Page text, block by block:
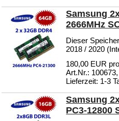
Samsung
2666MHz
Dieser
2018 / 2020
180,00 EUR
Art.Nr.:
Lieferzeit: 1-3
Samsung
PC3-12800